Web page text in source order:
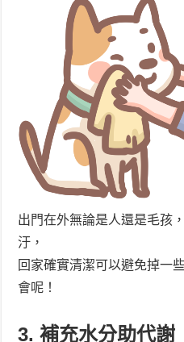
出門在外無論是人還是毛孩
汙，
回家確實清潔可以避免掉一
會呢！
3. 補充水分助代謝